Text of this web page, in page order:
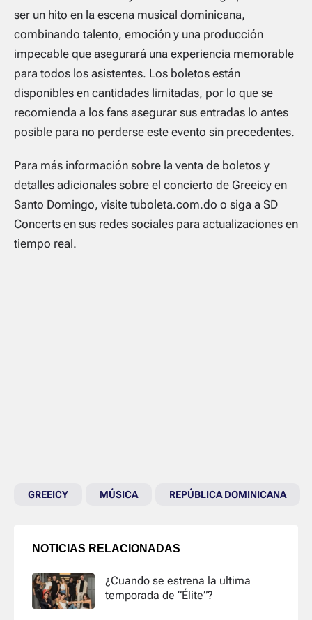
ser un hito en la escena musical dominicana,
combinando talento, emoción y una producción
impecable que asegurará una experiencia memorable
para todos los asistentes. Los boletos están
disponibles en cantidades limitadas, por lo que se
recomienda a los fans asegurar sus entradas lo antes
posible para no perderse este evento sin precedentes.
Para más información sobre la venta de boletos y
detalles adicionales sobre el concierto de Greeicy en
Santo Domingo, visite tuboleta.com.do o siga a SD
Concerts en sus redes sociales para actualizaciones en
tiempo real.
GREEICY MÚSICA REPÚBLICA DOMINICANA
NOTICIAS RELACIONADAS
¿Cuando se estrena la ultima
temporada de “Élite”?